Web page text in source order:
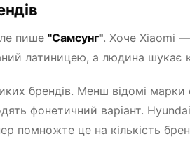
пише "Самсунг". Хоче Xiaomi
латиницею, а людина шукає
брендів. Менш відомі
фонетичний варіант.
помножте це на кількість